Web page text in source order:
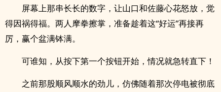
屏幕上那串长长的数字，让山口和佐藤心花怒放，觉
得因祸得福。两人摩拳擦掌，准备趁着这“好运”再接再
厉，赢个盆满钵满。
可谁知，从按下第一个按钮开始，情况就急转直下！
之前那股顺风顺水的劲儿，仿佛随着那次停电被彻底